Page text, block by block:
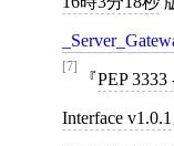
[7]
PEP 3333
Interface v1.0.1